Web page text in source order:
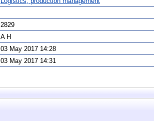
2829
A H
03 May 2017 14:28
03 May 2017 14:31